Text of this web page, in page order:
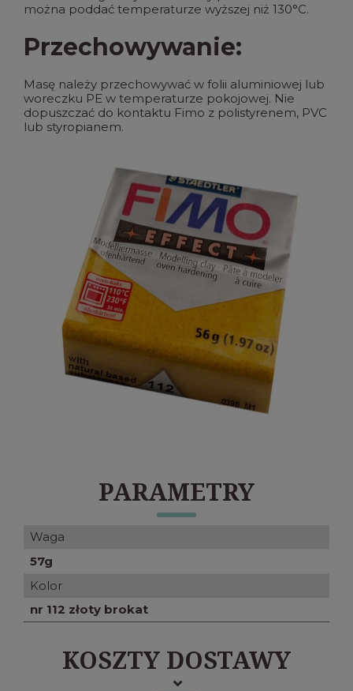
można poddać temperaturze wyższej niż 130°C.
Przechowywanie:
Masę należy przechowywać w folii aluminiowej lub
woreczku PE w temperaturze pokojowej. Nie
dopuszczać do kontaktu Fimo z polistyrenem, PVC
lub styropianem.
PARAMETRY
Waga
57g
Kolor
nr 112 złoty brokat
KOSZTY DOSTAWY